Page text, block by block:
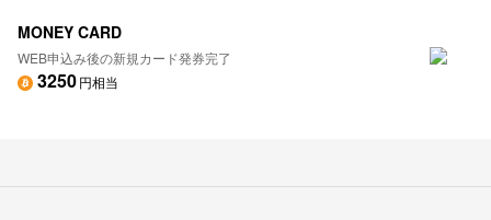
MONEY CARD
WEB申込み後の新規カード発券完了
3250円相当